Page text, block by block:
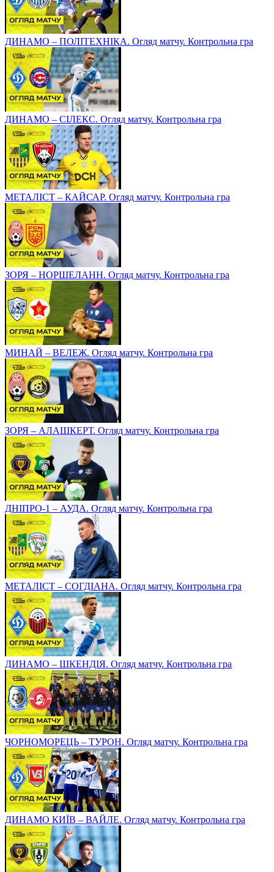
ДИНАМО – ПОЛІТЕХНІКА. Огляд матчу. Контрольна гра
ДИНАМО – СІЛЕКС. Огляд матчу. Контрольна гра
МЕТАЛІСТ – КАЙСАР. Огляд матчу. Контрольна гра
ЗОРЯ – НОРШЕЛАНН. Огляд матчу. Контрольна гра
МИНАЙ – ВЕЛЕЖ. Огляд матчу. Контрольна гра
ЗОРЯ – АЛАШКЕРТ. Огляд матчу. Контрольна гра
ДНІПРО-1 – АУДА. Огляд матчу. Контрольна гра
МЕТАЛІСТ – СОГДІАНА. Огляд матчу. Контрольна гра
ДИНАМО – ШКЕНДІЯ. Огляд матчу. Контрольна гра
ЧОРНОМОРЕЦЬ – ТУРОН. Огляд матчу. Контрольна гра
ДИНАМО КИЇВ – ВАЙЛЕ. Огляд матчу. Контрольна гра